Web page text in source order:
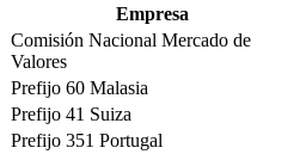
Empresa
Comisión Nacional Mercado de
Valores
Prefijo 60 Malasia
Prefijo 41 Suiza
Prefijo 351 Portugal